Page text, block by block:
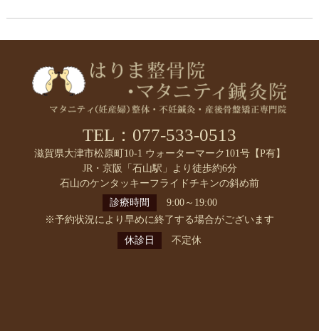
TEL：077-533-0513
滋賀県大津市松原町10-1 ウォーターマーク101号【P有】
JR・京阪「石山駅」より徒歩約6分
石山のケンタッキーフライドチキンの斜め前
診療時間
9:00～19:00
※予約状況により早めに終了する場合がございます
休診日
不定休